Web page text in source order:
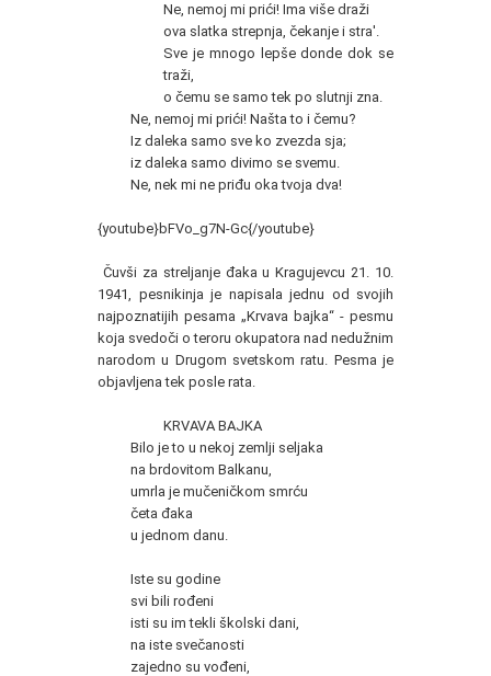
Ne, nemoj mi prići! Ima više draži
ova slatka strepnja, čekanje i stra'.
Sve je mnogo lepše donde dok se
traži,
o čemu se samo tek po slutnji zna.
Ne, nemoj mi prići! Našta to i čemu?
Iz daleka samo sve ko zvezda sja;
iz daleka samo divimo se svemu.
Ne, nek mi ne priđu oka tvoja dva!
{youtube}bFVo_g7N-Gc{/youtube}
Čuvši za streljanje đaka u Kragujevcu 21. 10.
1941, pesnikinja je napisala jednu od svojih
najpoznatijih pesama „Krvava bajka“ - pesmu
koja svedoči o teroru okupatora nad nedužnim
narodom u Drugom svetskom ratu. Pesma je
objavljena tek posle rata.
KRVAVA BAJKA
Bilo je to u nekoj zemlji seljaka
na brdovitom Balkanu,
umrla je mučeničkom smrću
četa đaka
u jednom danu.
Iste su godine
svi bili rođeni
isti su im tekli školski dani,
na iste svečanosti
zajedno su vođeni,